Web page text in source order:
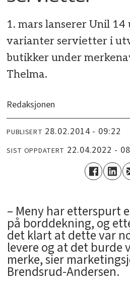
1. mars lanserer Unil 14
varianter servietter i
butikker under
Thelma.
Redaksjonen
PUBLISERT 28.02.2014 - 09:22
SIST OPPDATERT 22.04.2022 -
– Meny har etterspurt
på borddekning, og
det klart at dette var
levere og at det burde
merke, sier
Brendsrud-Andersen.